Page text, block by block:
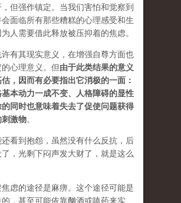
但强作镇定。当我们害怕和觉察到
面临所有那些糟糕的心理感受和生
人需要借此释放被压抑着的焦虑。
有其现实意义，在增强自尊方面也
心理意义。但由于此类结果的意义
，因而有必要指出它消极的一面：
本动力一成不变、人格障碍的显性
同时也意味着失去了促使问题获得
激物。
看到抱怨，虽然没有什么反抗，后
，光剩下闷声发大财了，就是这么
虑的途径是麻痹。这个途径可能是
，甚至可能依靠酗酒或嗑药来实